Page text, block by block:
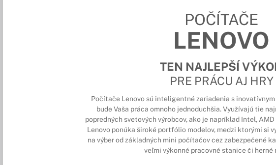
POČÍTAČE
LENOVO
TEN NAJLEPŠÍ
PRE PRÁCU AJ HRY
Počítače Lenovo sú inteligentné zariadenia s
bude Vaša práca omnoho jednoduchšia. Využívajú tie
popredných svetových výrobcov, ako je napríklad Intel,
Lenovo ponúka široké portfólio modelov, medzi ktorými si
na výber od základných mini počítačov cez zabezpečené
veľmi výkonné pracovné stanice či herné